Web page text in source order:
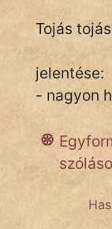
Szólások
Tréfás
IRODALOM
Tojás
jelentése:
- nagyon